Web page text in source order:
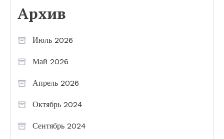
Архив
Июль 2026
Май 2026
Апрель 2026
Октябрь 2024
Сентябрь 2024